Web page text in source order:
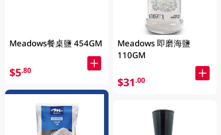
Meadows餐桌鹽 454GM
$5.80
Meadows 即磨海鹽
110GM
$31.00